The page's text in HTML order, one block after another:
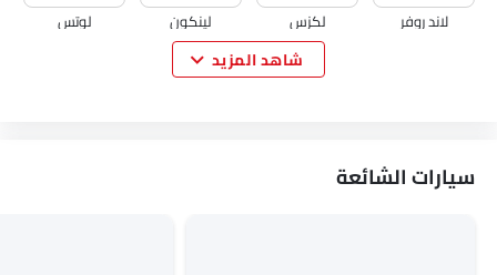
لاند روفر لكزس لينكون لوتس
شاهد المزيد
سيارات الشائعة